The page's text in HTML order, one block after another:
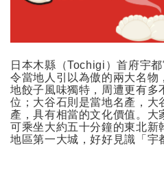
日本木縣（Tochigi ）首府宇
令當地人引以為傲的兩大名物
地餃子風味獨特，周遭更有多
位；大谷石則是當地名產，大
產，具有相當的文化價值。大
可乘坐大約五十分鐘的東北新
地區第一大城，好好見識「宇